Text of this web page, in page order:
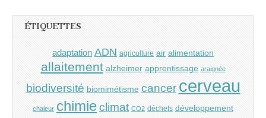
ÉTIQUETTES
adaptation ADN agriculture air alimentation
allaitement alzheimer apprentissage araignée
biodiversité biomimétisme cancer cerveau
chaleur chimieclimat CO2 déchets développement